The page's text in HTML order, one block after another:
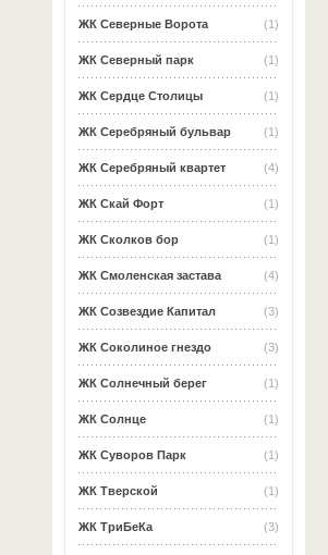
(1)
ЖК Северные Ворота
(1)
ЖК Северный парк
(1)
ЖК Сердце Столицы
(1)
ЖК Серебряный бульвар
(4)
ЖК Серебряный квартет
(1)
ЖК Скай Форт
(1)
ЖК Сколков бор
(4)
ЖК Смоленская застава
(3)
ЖК Созвездие Капитал
(3)
ЖК Соколиное гнездо
(1)
ЖК Солнечный берег
(1)
ЖК Солнце
(1)
ЖК Суворов Парк
(1)
ЖК Тверской
(3)
ЖК ТриБеКа